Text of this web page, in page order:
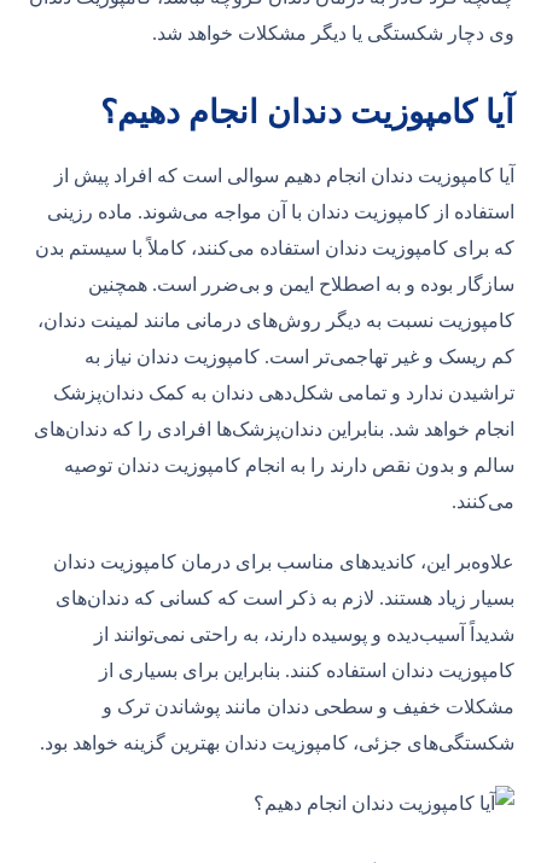
وی دچار شکستگی یا دیگر مشکلات خواهد شد.
آیا کامپوزیت دندان انجام دهیم؟
آیا کامپوزیت دندان انجام دهیم سوالی است که افراد پیش از
استفاده از کامپوزیت دندان با آن مواجه می‌شوند. ماده رزینی
که برای کامپوزیت دندان استفاده می‌کنند، کاملاً با سیستم بدن
سازگار بوده و به اصطلاح ایمن و بی‌ضرر است. همچنین
کامپوزیت نسبت به دیگر روش‌های درمانی مانند لمینت دندان،
کم ریسک و غیر تهاجمی‌تر است. کامپوزیت دندان نیاز به
تراشیدن ندارد و تمامی شکل‌دهی دندان به کمک دندان‌پزشک
انجام خواهد شد. بنابراین دندان‌پزشک‌ها افرادی را که دندان‌های
سالم و بدون نقص دارند را به انجام کامپوزیت دندان توصیه
می‌کنند.
علاوه‌بر این، کاندیدهای مناسب برای درمان کامپوزیت دندان
بسیار زیاد هستند. لازم به ذکر است که کسانی که دندان‌های
شدیداً آسیب‌دیده و پوسیده دارند، به راحتی نمی‌توانند از
کامپوزیت دندان استفاده کنند. بنابراین برای بسیاری از
مشکلات خفیف و سطحی دندان مانند پوشاندن ترک و
شکستگی‌های جزئی، کامپوزیت دندان بهترین گزینه خواهد بود.